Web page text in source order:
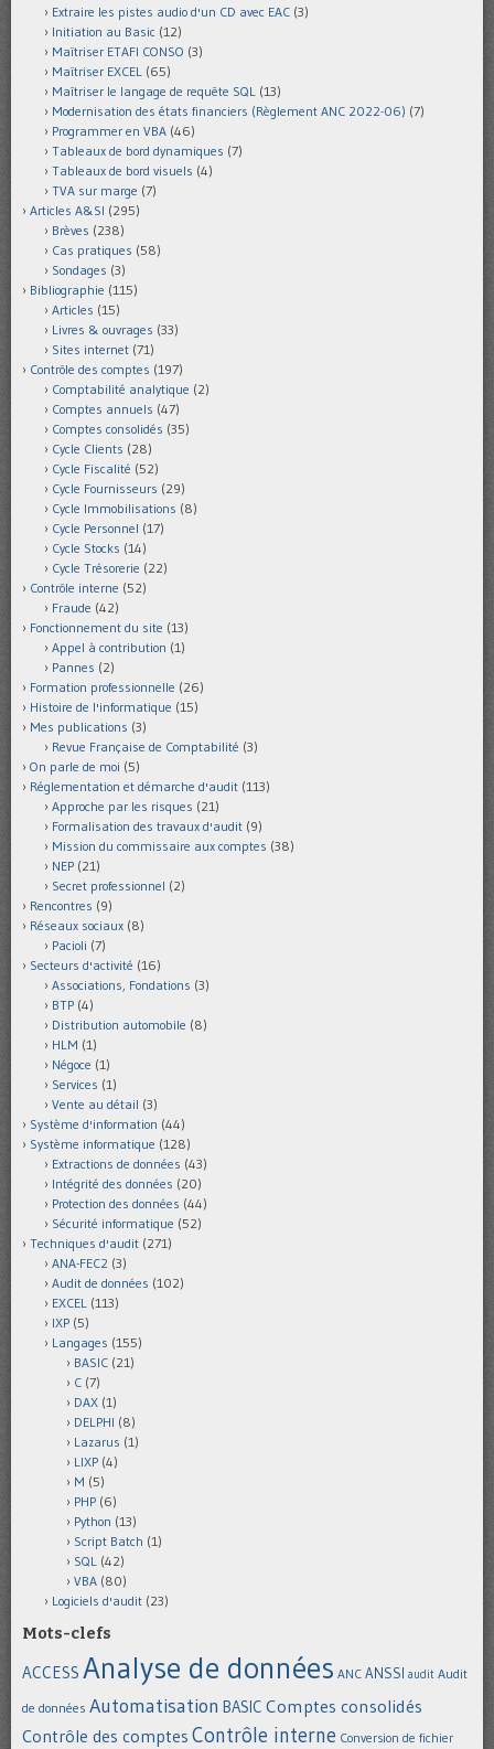
Extraire les pistes audio d'un CD avec EAC (3)
Initiation au Basic (12)
Maîtriser ETAFI CONSO (3)
Maîtriser EXCEL (65)
Maîtriser le langage de requête SQL (13)
Modernisation des états financiers (Règlement ANC 2022-06) (7)
Programmer en VBA (46)
Tableaux de bord dynamiques (7)
Tableaux de bord visuels (4)
TVA sur marge (7)
Articles A&SI (295)
Brèves (238)
Cas pratiques (58)
Sondages (3)
Bibliographie (115)
Articles (15)
Livres & ouvrages (33)
Sites internet (71)
Contrôle des comptes (197)
Comptabilité analytique (2)
Comptes annuels (47)
Comptes consolidés (35)
Cycle Clients (28)
Cycle Fiscalité (52)
Cycle Fournisseurs (29)
Cycle Immobilisations (8)
Cycle Personnel (17)
Cycle Stocks (14)
Cycle Trésorerie (22)
Contrôle interne (52)
Fraude (42)
Fonctionnement du site (13)
Appel à contribution (1)
Pannes (2)
Formation professionnelle (26)
Histoire de l'informatique (15)
Mes publications (3)
Revue Française de Comptabilité (3)
On parle de moi (5)
Réglementation et démarche d'audit (113)
Approche par les risques (21)
Formalisation des travaux d'audit (9)
Mission du commissaire aux comptes (38)
NEP (21)
Secret professionnel (2)
Rencontres (9)
Réseaux sociaux (8)
Pacioli (7)
Secteurs d'activité (16)
Associations, Fondations (3)
BTP (4)
Distribution automobile (8)
HLM (1)
Négoce (1)
Services (1)
Vente au détail (3)
Système d'information (44)
Système informatique (128)
Extractions de données (43)
Intégrité des données (20)
Protection des données (44)
Sécurité informatique (52)
Techniques d'audit (271)
ANA-FEC2 (3)
Audit de données (102)
EXCEL (113)
IXP (5)
Langages (155)
BASIC (21)
C (7)
DAX (1)
DELPHI (8)
Lazarus (1)
LIXP (4)
M (5)
PHP (6)
Python (13)
Script Batch (1)
SQL (42)
VBA (80)
Logiciels d'audit (23)
Mots-clefs
ACCESS Analyse de données ANC ANSSI audit Audit
de données Automatisation BASIC Comptes consolidés
Contrôle des comptes Contrôle interne Conversion de fichier